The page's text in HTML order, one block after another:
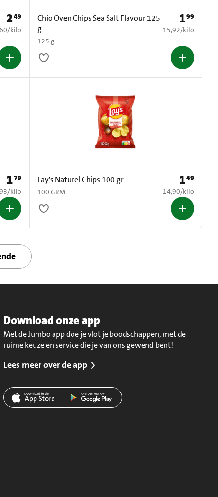
Prijs: € 2,49
249
per kilo
/kilo
Chio Oven Chips Sea Salt Flavour 125
g
125 g
Prijs: € 1,99
199
€ 15,92 per kilo
15,92/kilo
Prijs: € 1,79
179
per kilo
/kilo
Lay's Naturel Chips 100 gr
100 GRM
Prijs: € 1,49
149
€ 14,90 per kilo
14,90/kilo
Download onze app
Met de Jumbo app doe je vlot je boodschappen, met de
ruime keuze en service die je van ons gewend bent!
Lees meer over de app